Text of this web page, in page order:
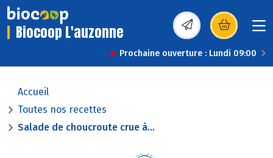
Biocoop L'auzonne (s’ouvre dans une
Prochaine ouverture : Lundi 09:00
Accueil
Toutes nos recettes
Salade de choucroute crue à...